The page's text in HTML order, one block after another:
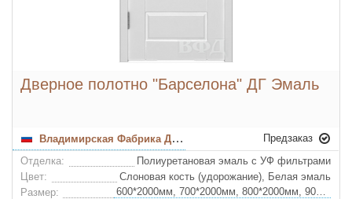
Дверное полотно "Барселона" ДГ Эмаль
Владимирская Фабрика Дверей
Предзаказ
Отделка:
Полиуретановая эмаль с УФ фильтрами
Цвет:
Слоновая кость (удорожание), Белая эмаль
Размер:
600*2000мм, 700*2000мм, 800*2000мм, 900*2000мм